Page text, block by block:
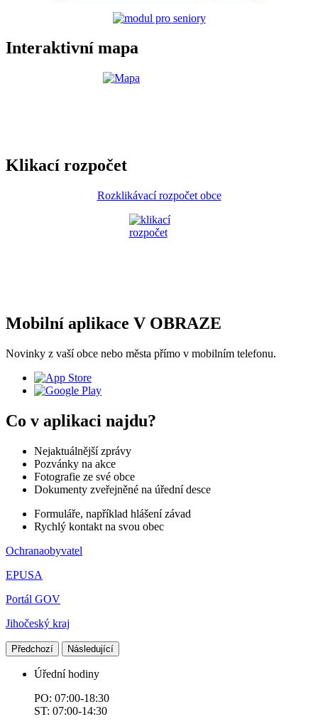
Interaktivní mapa
Klikací rozpočet
Rozklikávací rozpočet obce
Mobilní aplikace V OBRAZE
Novinky z vaší obce nebo města přímo v mobilním telefonu.
Co v aplikaci najdu?
Nejaktuálnější zprávy
Pozvánky na akce
Fotografie ze své obce
Dokumenty zveřejněné na úřední desce
Formuláře, například hlášení závad
Rychlý kontakt na svou obec
Ochranaobyvatel
EPUSA
Portál GOV
Jihočeský kraj
Předchozí Následující
Úřední hodiny
PO: 07:00-18:30
ST: 07:00-14:30